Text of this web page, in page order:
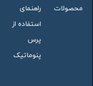
محصولات
راهنمای
استفاده از
پرس
پنوماتیک